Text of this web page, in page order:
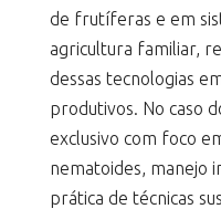
de frutíferas e em
agricultura familiar,
dessas tecnologias
produtivos. No caso
exclusivo com foco
nematoides, manejo
prática de técnicas